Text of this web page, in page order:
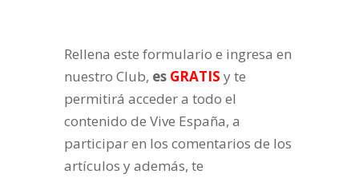
Rellena este formulario e ingresa en
nuestro Club, es GRATIS y te
permitirá acceder a todo el
contenido de Vive España, a
participar en los comentarios de los
artículos y además, te